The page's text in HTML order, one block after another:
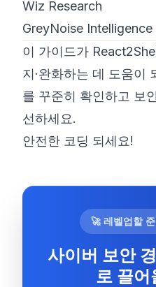
Wiz Research
GreyNoise Intelligence
이 가이드가
지·완화하는 데 도움이
를 꾸준히 확인하고 보
선하세요.
안전한 코딩 되세요!
🚀 레벨업할
사이버 보안
로 끌어